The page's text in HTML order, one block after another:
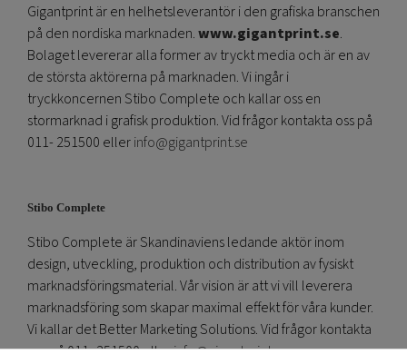
Gigantprint är en helhetsleverantör i den grafiska branschen
på den nordiska marknaden.www.gigantprint.se.
Bolaget levererar alla former av tryckt media och är en av
de största aktörerna på marknaden. Vi ingår i
tryckkoncernen Stibo Complete och kallar oss en
stormarknad i grafisk produktion. Vid frågor kontakta oss på
011- 251500 ellerinfo@gigantprint.se
Stibo Complete
Stibo Complete är Skandinaviens ledande aktör inom
design, utveckling, produktion och distribution av fysiskt
marknadsföringsmaterial. Vår vision är att vi vill leverera
marknadsföring som skapar maximal effekt för våra kunder.
Vi kallar det Better Marketing Solutions. Vid frågor kontakta
oss på 011- 251500 ellerinfo@gigantprint.se